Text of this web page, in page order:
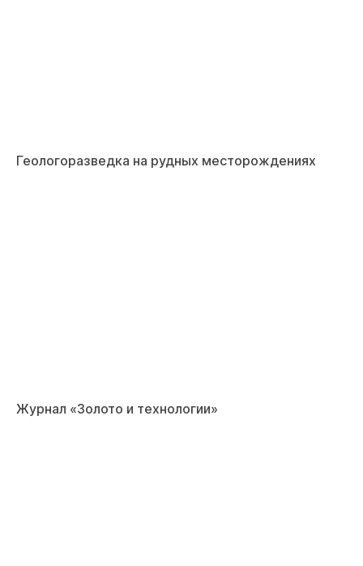
Геологоразведка на рудных месторождениях
Журнал «Золото и технологии»